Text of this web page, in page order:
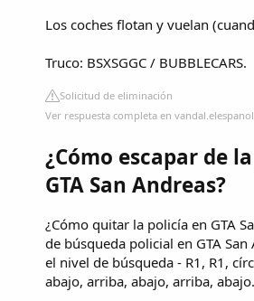
Los coches flotan y vuelan
Truco: BSXSGGC / BUBBLECARS.
Solicitud de eliminación
Ver respuesta completa en
¿Cómo escapar de
GTA San Andreas?
¿Cómo quitar la policía en GTA
de búsqueda policial en GTA
el nivel de búsqueda - R1, R1,
abajo, arriba, abajo, arriba, abajo.